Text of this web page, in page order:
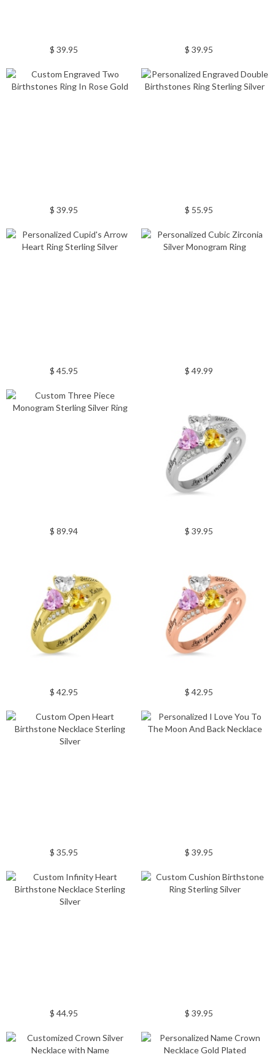
$ 39.95 $ 39.95
$ 39.95 $ 55.95
$ 45.95 $ 49.99
$ 89.94 $ 39.95
$ 42.95 $ 42.95
$ 35.95 $ 39.95
$ 44.95 $ 39.95